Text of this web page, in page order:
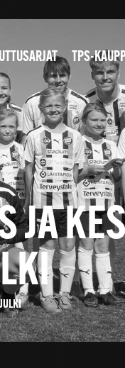
TPS-
JA